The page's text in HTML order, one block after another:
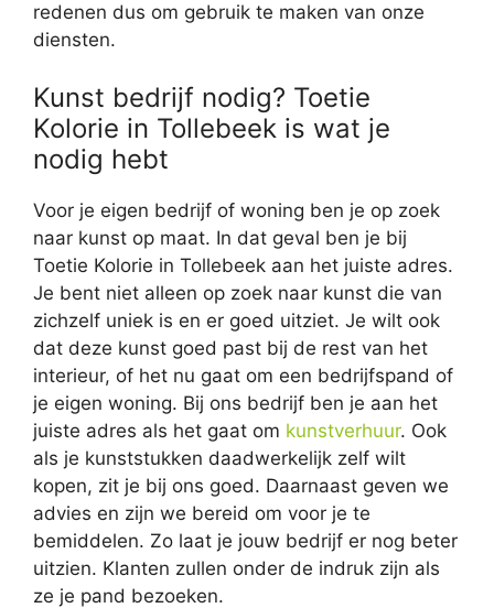
redenen dus om gebruik te maken van onze
diensten.
Kunst bedrijf nodig? Toetie
Kolorie in Tollebeek is wat je
nodig hebt
Voor je eigen bedrijf of woning ben je op zoek
naar kunst op maat. In dat geval ben je bij
Toetie Kolorie in Tollebeek aan het juiste adres.
Je bent niet alleen op zoek naar kunst die van
zichzelf uniek is en er goed uitziet. Je wilt ook
dat deze kunst goed past bij de rest van het
interieur, of het nu gaat om een bedrijfspand of
je eigen woning. Bij ons bedrijf ben je aan het
juiste adres als het gaat om kunstverhuur. Ook
als je kunststukken daadwerkelijk zelf wilt
kopen, zit je bij ons goed. Daarnaast geven we
advies en zijn we bereid om voor je te
bemiddelen. Zo laat je jouw bedrijf er nog beter
uitzien. Klanten zullen onder de indruk zijn als
ze je pand bezoeken.